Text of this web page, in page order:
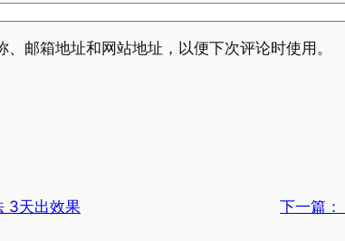
邮箱地址和网站地址，以便下次评论时使用。
3天出效果 下一篇：